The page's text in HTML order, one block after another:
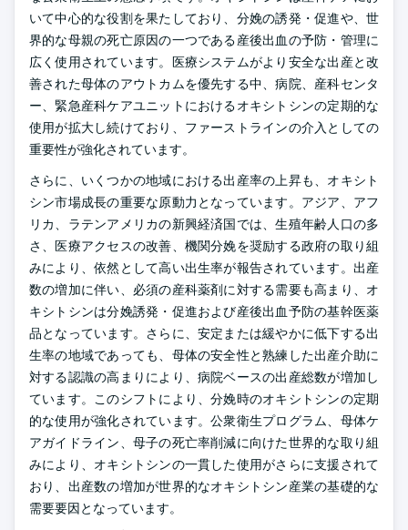
いて中心的な役割を果たしており、分娩の誘発・促進や、世
界的な母親の死亡原因の一つである産後出血の予防・管理に
広く使用されています。医療システムがより安全な出産と改
善された母体のアウトカムを優先する中、病院、産科センタ
ー、緊急産科ケアユニットにおけるオキシトシンの定期的な
使用が拡大し続けており、ファーストラインの介入としての
重要性が強化されています。
さらに、いくつかの地域における出産率の上昇も、オキシト
シン市場成長の重要な原動力となっています。アジア、アフ
リカ、ラテンアメリカの新興経済国では、生殖年齢人口の多
さ、医療アクセスの改善、機関分娩を奨励する政府の取り組
みにより、依然として高い出生率が報告されています。出産
数の増加に伴い、必須の産科薬剤に対する需要も高まり、オ
キシトシンは分娩誘発・促進および産後出血予防の基幹医薬
品となっています。さらに、安定または緩やかに低下する出
生率の地域であっても、母体の安全性と熟練した出産介助に
対する認識の高まりにより、病院ベースの出産総数が増加し
ています。このシフトにより、分娩時のオキシトシンの定期
的な使用が強化されています。公衆衛生プログラム、母体ケ
アガイドライン、母子の死亡率削減に向けた世界的な取り組
みにより、オキシトシンの一貫した使用がさらに支援されて
おり、出産数の増加が世界的なオキシトシン産業の基礎的な
需要要因となっています。